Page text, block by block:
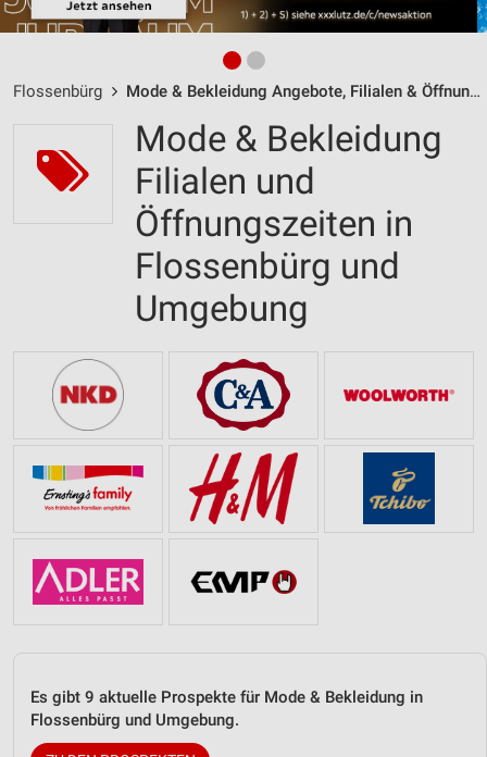
Flossenbürg Mode & Bekleidung Angebote, Filialen & Öffnungszeiten
Mode & Bekleidung
Filialen und
Öffnungszeiten in
Flossenbürg und
Umgebung
Es gibt 9 aktuelle Prospekte für Mode & Bekleidung in
Flossenbürg und Umgebung.